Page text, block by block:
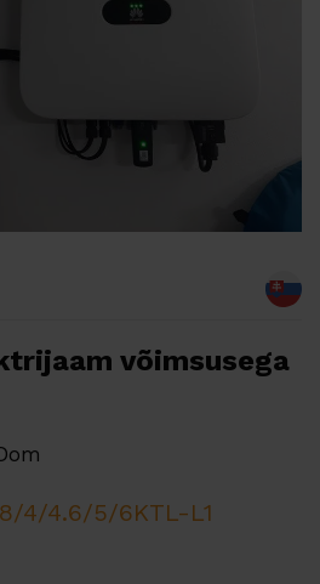
võimsusega
4/4.6/5/6KTL-L1